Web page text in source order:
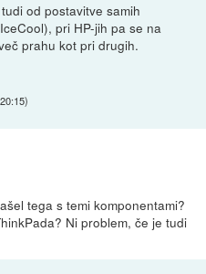
od postavitve samih
pri HP-jih pa se na
prahu kot pri drugih.
)
tega s temi komponentami?
Ni problem, če je tudi